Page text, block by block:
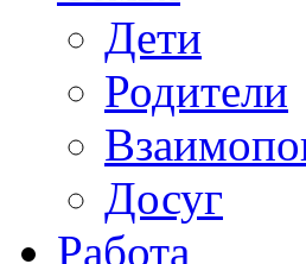
Дети
Родители
Досуг
Работа